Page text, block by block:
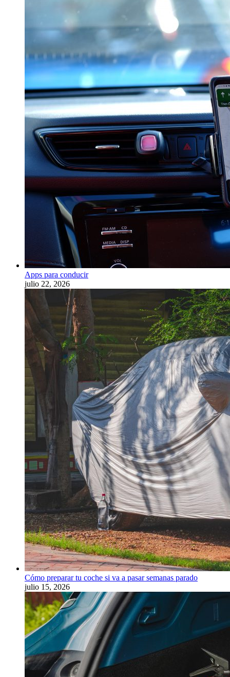
Apps para conducir
julio 22, 2026
Cómo preparar tu coche si va a pasar semanas parado
julio 15, 2026